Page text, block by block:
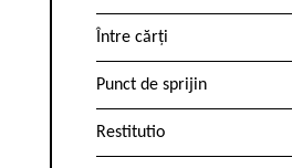
Între cărți
Punct de sprijin
Restitutio